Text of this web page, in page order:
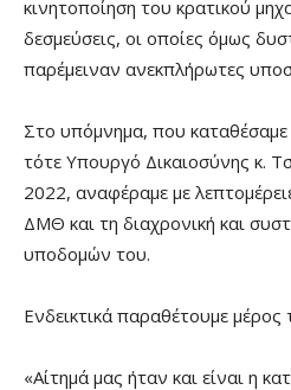
κινητοποίηση του κρατικού
δεσμεύσεις, οι οποίες όμως
παρέμειναν ανεκπλήρωτες
Στο υπόμνημα, που
τότε Υπουργό Δικαιοσύνης κ.
2022, αναφέραμε με
ΔΜΘ και τη διαχρονική και
υποδομών του.
Ενδεικτικά παραθέτουμε μέρος
«Αίτημά μας ήταν και είναι η